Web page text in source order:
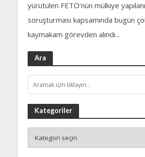
yürütülen FETÖ’nün mülkiye
soruşturması kapsamında bugün
kaymakam görevden alındı...
Ara
Kategoriler